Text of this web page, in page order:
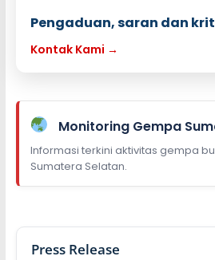
Pengaduan, saran dan
Kontak Kami →
Monitoring Gempa
Informasi terkini aktivitas gempa
Sumatera Selatan.
Press Release